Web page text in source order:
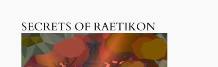
SECRETS OF RAETIKON